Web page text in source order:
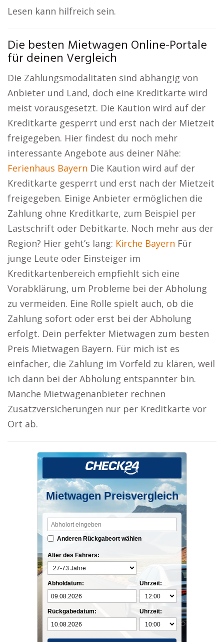
Lesen kann hilfreich sein.
Die besten Mietwagen Online-Portale
für deinen Vergleich
Die Zahlungsmodalitäten sind abhängig von
Anbieter und Land, doch eine Kreditkarte wird
meist vorausgesetzt. Die Kaution wird auf der
Kreditkarte gesperrt und erst nach der Mietzeit
freigegeben. Hier findest du noch mehr
interessante Angebote aus deiner Nähe:
Ferienhaus Bayern Die Kaution wird auf der
Kreditkarte gesperrt und erst nach der Mietzeit
freigegeben. Einige Anbieter ermöglichen die
Zahlung ohne Kreditkarte, zum Beispiel per
Lastschrift oder Debitkarte. Noch mehr aus der
Region? Hier geht’s lang: Kirche Bayern Für
junge Leute oder Einsteiger im
Kreditkartenbereich empfiehlt sich eine
Vorabklärung, um Probleme bei der Abholung
zu vermeiden. Eine Rolle spielt auch, ob die
Zahlung sofort oder erst bei der Abholung
erfolgt. Dein perfekter Mietwagen zum besten
Preis Mietwagen Bayern. Für mich ist es
einfacher, die Zahlung im Vorfeld zu klären, weil
ich dann bei der Abholung entspannter bin.
Manche Mietwagenanbieter rechnen
Zusatzversicherungen nur per Kreditkarte vor
Ort ab.
Mietwagen Preisvergleich
Anderen Rückgabeort wählen
Alter des Fahrers:
Abholdatum:
Rückgabedatum:
Uhrzeit:
Uhrzeit: